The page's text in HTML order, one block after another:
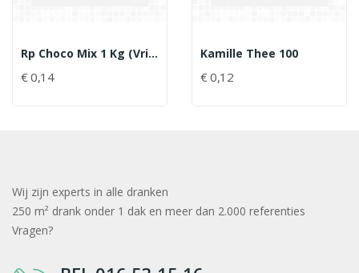
Rp Choco Mix 1 Kg (vriesdroog)
€ 0,14
Kamille Thee 100
€ 0,12
Wij zijn experts in alle dranken
250 m² drank onder 1 dak en meer dan 2.000 referenties
Vragen?